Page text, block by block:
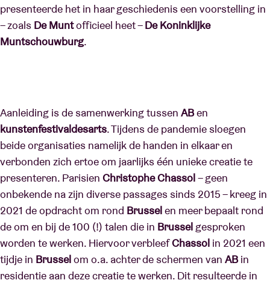
presenteerde het in haar geschiedenis een voorstelling in
– zoals De Muntofficieel heet –De Koninklijke
Muntschouwburg.
Aanleiding is de samenwerking tussen ABen
kunstenfestivaldesarts. Tijdens de pandemie sloegen
beide organisaties namelijk de handen in elkaar en
verbonden zich ertoe om jaarlijks één unieke creatie te
presenteren. Parisien Christophe Chassol– geen
onbekende na zijn diverse passages sinds 2015 – kreeg in
2021 de opdracht om rond Brusselen meer bepaalt rond
de om en bij de 100 (!) talen die in Brussel gesproken
worden te werken. Hiervoor verbleefChassol in 2021 een
tijdje in Brusselom o.a. achter de schermen van ABin
residentie aan deze creatie te werken. Dit resulteerde in